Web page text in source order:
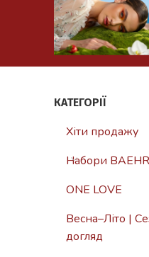
КАТЕГОРІЇ
Хіти продажу
Набори BAEHR
ONE LOVE
Весна–Літо |
догляд